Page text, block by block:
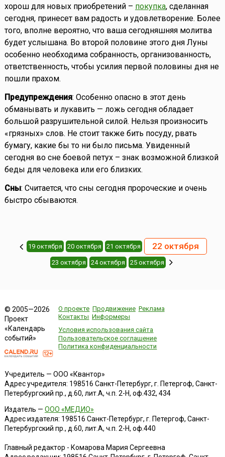
хорош для новых приобретений – покупка, сделанная
сегодня, принесет вам радость и удовлетворение. Более
того, вполне вероятно, что ваша сегодняшняя молитва
будет услышана. Во второй половине этого дня Луны
особенно необходима собранность, организованность,
ответственность, чтобы усилия первой половины дня не
пошли прахом.
Предупреждения: Особенно опасно в этот день
обманывать и лукавить — ложь сегодня обладает
большой разрушительной силой. Нельзя произносить
«грязных» слов. Не стоит также бить посуду, рвать
бумагу, какие бы то ни было письма. Увиденный
сегодня во сне боевой петух – знак возможной близкой
беды для человека или его близких.
Сны: Считается, что сны сегодня пророческие и очень
быстро сбываются.
19 октября 20 октября 21 октября 22 октября
23 октября 24 октября 25 октября
© 2005—2026
Проект
«Календарь
событий»
О проекте Продвижение Реклама
Контакты Информеры
Условия использования сайта
Пользовательское соглашение
Политика конфиденциальности
Учредитель — ООО «Квантор»
Адрес учредителя: 198516 Санкт-Петербург, г. Петергоф, Санкт-
Петербургский пр., д.60, лит.А, ч.п. 2-Н, оф.432, 434
Издатель — ООО «МЕДИО»
Адрес издателя: 198516 Санкт-Петербург, г. Петергоф, Санкт-
Петербургский пр., д.60, лит.А, ч.п. 2-Н, оф.440
Главный редактор - Комарова Мария Сергеевна